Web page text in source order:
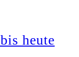
heute